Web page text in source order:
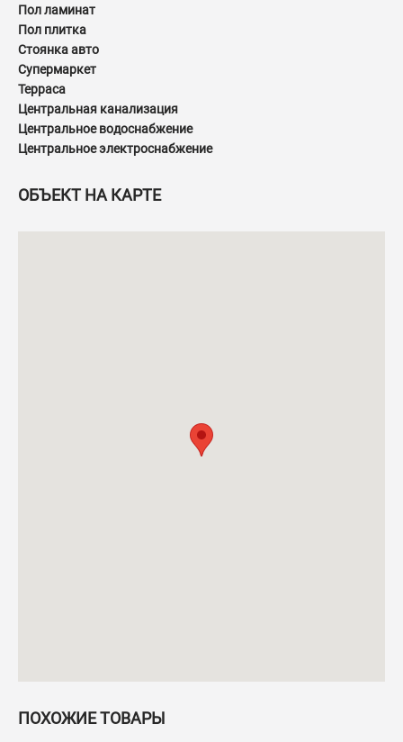
Пол ламинат
Пол плитка
Стоянка авто
Супермаркет
Терраса
Центральная канализация
Центральное водоснабжение
Центральное электроснабжение
ОБЪЕКТ НА КАРТЕ
ПОХОЖИЕ ТОВАРЫ